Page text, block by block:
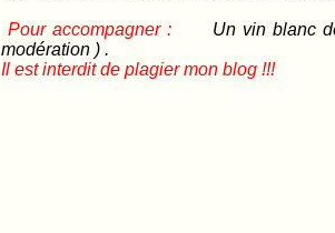
Pour accompagner :
Un vin blanc
modération ) .
Il est interdit de plagier mon blog !!!